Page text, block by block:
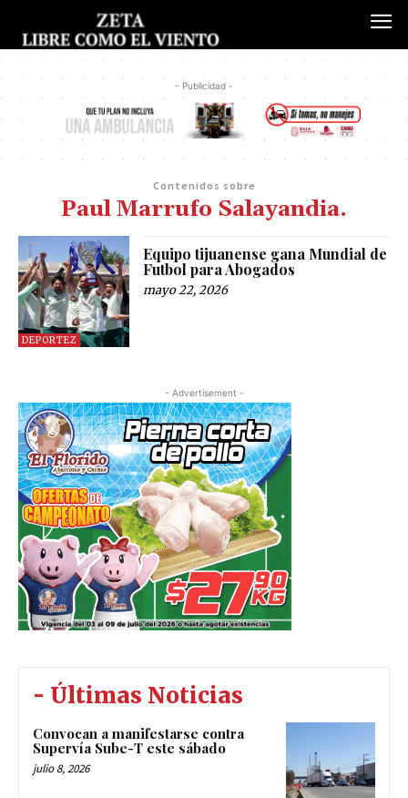
- Publicidad -
Contenidos sobre
Paul Marrufo Salayandia.
DEPORTEZ
Equipo tijuanense gana Mundial de
Futbol para Abogados
mayo 22, 2026
- Advertisement -
- Últimas Noticias
Convocan a manifestarse contra
Supervía Sube-T este sábado
julio 8, 2026